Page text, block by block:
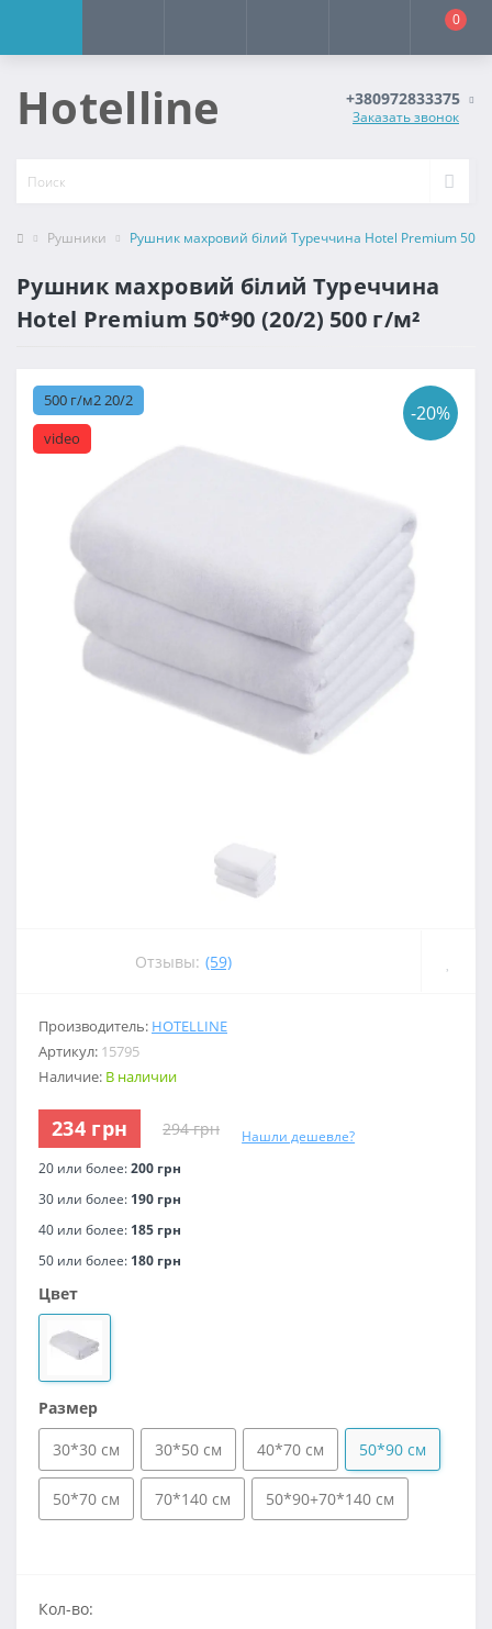
0
Hotelline +380972833375
Заказать звонок
Рушники Рушник махровий білий Туреччина Hotel Premium
Рушник махровий білий Туреччина
Hotel Premium 50*90 (20/2) 500 г/м²
-20%
500 г/м2 20/2
video
Отзывы: (59)
Производитель: HOTELLINE
Артикул: 15795
Наличие: В наличии
234 грн 294 грн
Нашли дешевле?
20 или более:200 грн
30 или более: 190 грн
40 или более: 185 грн
50 или более: 180 грн
Цвет
Размер
30*30 см
30*50 см 40*70 см 50*90 см
50*70 см 70*140 см 50*90+70*140 см
Кол-во: